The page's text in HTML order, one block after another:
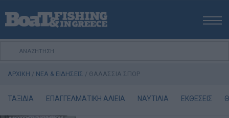
ΑΡΧΙΚΗ
ΕΚΔΟΣΕΙΣ
ΨΑΡΕΜΑ ΑΠΟ ΑΚΤΗ
ΑΡΧΙΚΗ / ΝΕΑ & ΕΙΔΗΣΕΙΣ / ΘΑΛΑΣΣΙΑ ΣΠΟΡ
ΤΑΞΙΔΙΑ ΕΠΑΓΓΕΛΜΑΤΙΚΗ ΑΛΙΕΙΑ ΝΑΥΤΙΛΙΑ ΕΚΘΕΣΕΙΣ